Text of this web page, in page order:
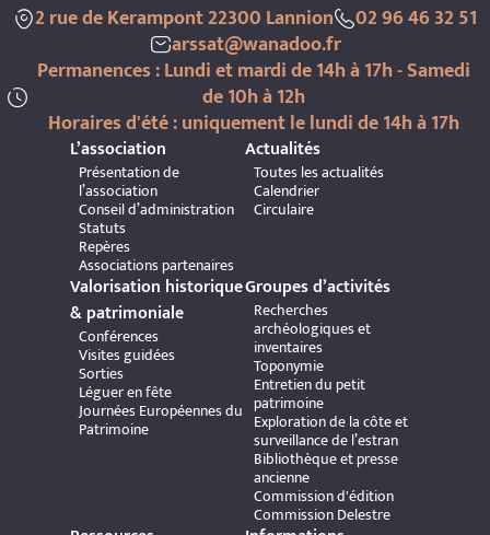
2 rue de Kerampont 22300 Lannion
02 96 46 32 51
arssat@wanadoo.fr
Permanences : Lundi et mardi de 14h à 17h - Samedi
de 10h à 12h
Horaires d'été : uniquement le lundi de 14h à 17h
L’association
Présentation de
l’association
Conseil d’administration
Statuts
Repères
Associations partenaires
Actualités
Toutes les actualités
Calendrier
Circulaire
Valorisation historique
& patrimoniale
Conférences
Visites guidées
Sorties
Léguer en fête
Journées Européennes du
Patrimoine
Groupes d’activités
Recherches
archéologiques et
inventaires
Toponymie
Entretien du petit
patrimoine
Exploration de la côte et
surveillance de l’estran
Bibliothèque et presse
ancienne
Commission d'édition
Commission Delestre